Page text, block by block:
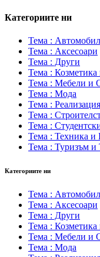
Категориите ни
Тема :
Тема : Аксесоари
Тема : Други
Тема :
Тема : Мебели и
Тема : Мода
Тема : Реализация
Тема :
Тема :
Тема : Техника и
Тема : Туризъм и
Категориите ни
Тема :
Тема : Аксесоари
Тема : Други
Тема :
Тема : Мебели и
Тема : Мода